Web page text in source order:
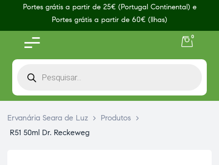
Portes grátis a partir de 25€ (Portugal Continental) e
Portes grátis a partir de 60€ (Ilhas)
0
Ervanária Seara de Luz > Produtos
>
R51 50ml Dr. Reckeweg